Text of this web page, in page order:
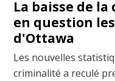
La baisse de
en question
d'Ottawa
Les nouvelles
criminalité a reculé